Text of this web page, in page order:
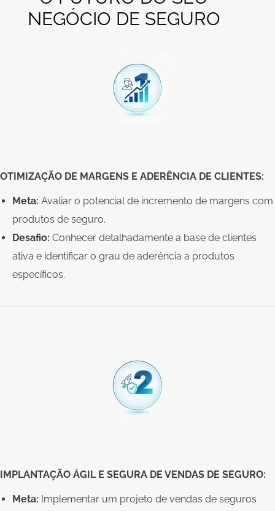
NEGÓCIO DE SEGURO
OTIMIZAÇÃO DE MARGENS E ADERÊNCIA DE CLIENTES:
Meta: Avaliar o potencial de incremento de margens com
produtos de seguro.
Desafio: Conhecer detalhadamente a base de clientes
ativa e identificar o grau de aderência a produtos
específicos.
IMPLANTAÇÃO ÁGIL E SEGURA DE VENDAS DE SEGURO:
Meta: Implementar um projeto de vendas de seguros